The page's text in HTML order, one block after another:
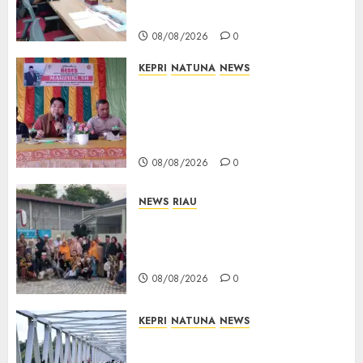
08/08/2026
0
08/08/2026 0
KEPRI NATUNA NEWS
08/08/2026 0
NEWS RIAU
08/08/2026 0
KEPRI NATUNA NEWS